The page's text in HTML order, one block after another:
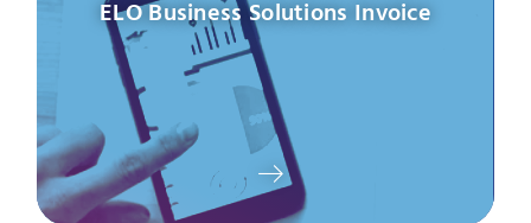
ELO Business Solutions Invoice